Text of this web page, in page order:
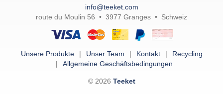
info@teeket.com
route du Moulin 56 • 3977 Granges • Schweiz
Unsere Produkte Unser Team Kontakt
Recycling
Allgemeine Geschäftsbedingungen
© 2026 Teeket